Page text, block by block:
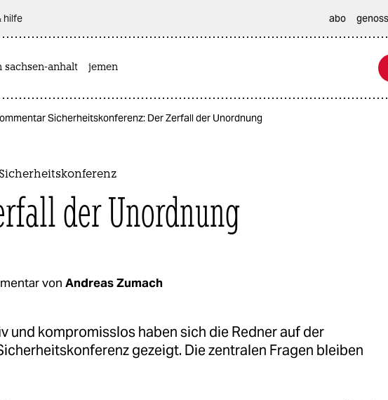
hilfe abo
sachsen-anhalt jemen
Sicherheitskonferenz: Der Zerfall der Unordnung
der Unordnung
von Andreas Zumach
und kompromisslos haben sich die Redner auf der
gezeigt. Die zentralen Fragen bleiben